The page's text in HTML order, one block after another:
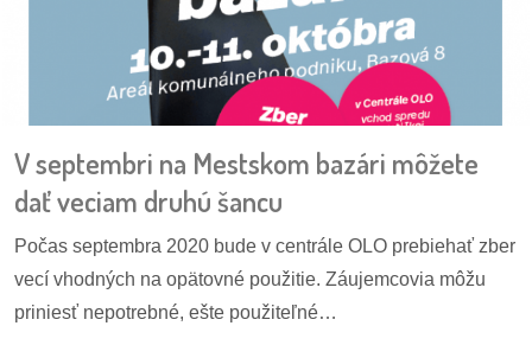
podporte
nás
podporili
nás
V septembri na Mestskom bazári môžete
dať veciam druhú šancu
Počas septembra 2020 bude v centrále OLO prebiehať zber
vecí vhodných na opätovné použitie. Záujemcovia môžu
priniesť nepotrebné, ešte použiteľné…